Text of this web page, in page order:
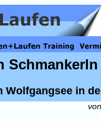
Schmankerln
Wolfgangsee in